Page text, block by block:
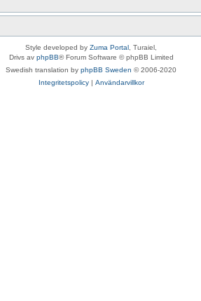
Style developed by Zuma Portal , Turaiel,
Drivs av phpBB® Forum Software © phpBB Limited
Swedish translation by phpBB Sweden © 2006-2020
Integritetspolicy| Användarvillkor